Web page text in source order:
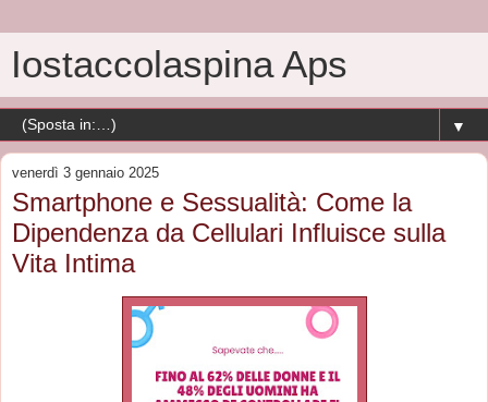
Iostaccolaspina Aps
▼
venerdì 3 gennaio 2025
Smartphone e Sessualità: Come la
Dipendenza da Cellulari Influisce sulla
Vita Intima